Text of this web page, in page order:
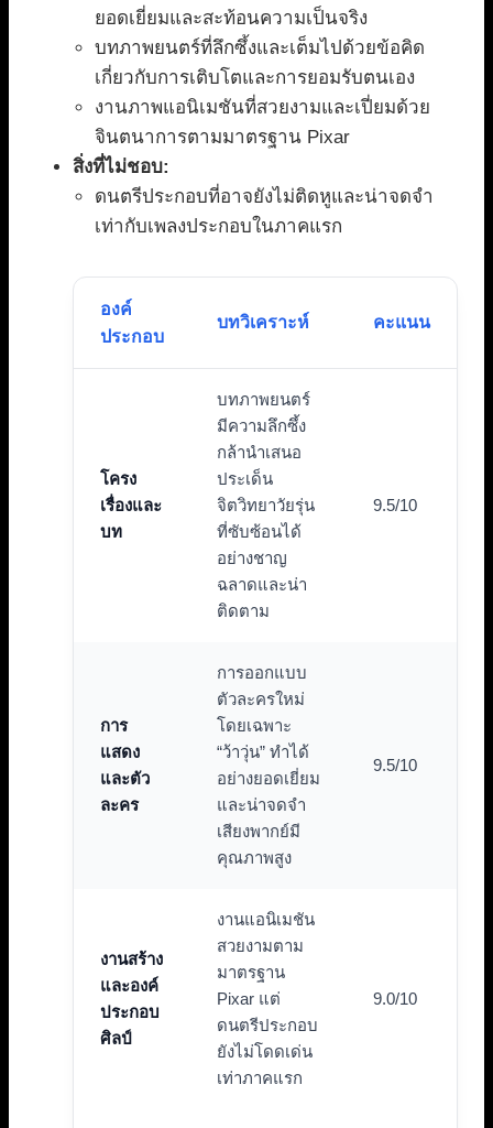
ยอดเยี่ยมและสะท้อนความเป็นจริง
บทภาพยนตร์ที่ลึกซึ้งและเต็มไปด้วยข้อคิด
เกี่ยวกับการเติบโตและการยอมรับตนเอง
งานภาพแอนิเมชันที่สวยงามและเปี่ยมด้วย
จินตนาการตามมาตรฐาน Pixar
สิ่งที่ไม่ชอบ:
ดนตรีประกอบที่อาจยังไม่ติดหูและน่าจดจำ
เท่ากับเพลงประกอบในภาคแรก
องค์
ประกอบ
บทวิเคราะห์ คะแนน
โครง
เรื่องและ
บท
บทภาพยนตร์
มีความลึกซึ้ง
กล้านำเสนอ
ประเด็น
จิตวิทยาวัยรุ่น
ที่ซับซ้อนได้
อย่างชาญ
ฉลาดและน่า
ติดตาม
9.5/10
การ
แสดง
และตัว
ละคร
การออกแบบ
ตัวละครใหม่
โดยเฉพาะ
“ว้าวุ่น” ทำได้
อย่างยอดเยี่ยม
และน่าจดจำ
เสียงพากย์มี
คุณภาพสูง
9.5/10
งานสร้าง
และองค์
ประกอบ
ศิลป์
งานแอนิเมชัน
สวยงามตาม
มาตรฐาน
Pixar แต่
ดนตรีประกอบ
ยังไม่โดดเด่น
เท่าภาคแรก
9.0/10